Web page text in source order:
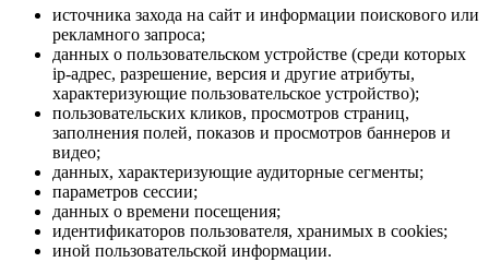
источника захода на сайт и информации поискового или
рекламного запроса;
данных о пользовательском устройстве (среди которых
ip-адрес, разрешение, версия и другие атрибуты,
характеризующие пользовательское устройство);
пользовательских кликов, просмотров страниц,
заполнения полей, показов и просмотров баннеров и
видео;
данных, характеризующие аудиторные сегменты;
параметров сессии;
данных о времени посещения;
идентификаторов пользователя, хранимых в cookies;
иной пользовательской информации.